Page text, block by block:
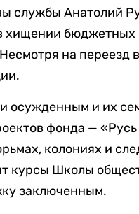
службы Анатолий
хищении бюджетных
на переезд
осужденным и их
фонда —
колониях и
курсы Школы
заключенным.